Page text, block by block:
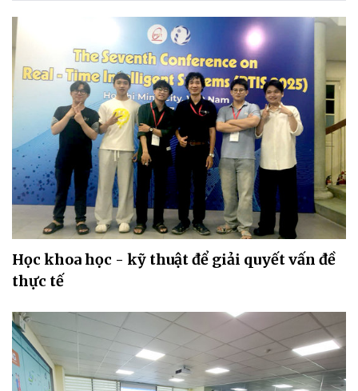
Học khoa học - kỹ thuật để giải quyết vấn đề
thực tế